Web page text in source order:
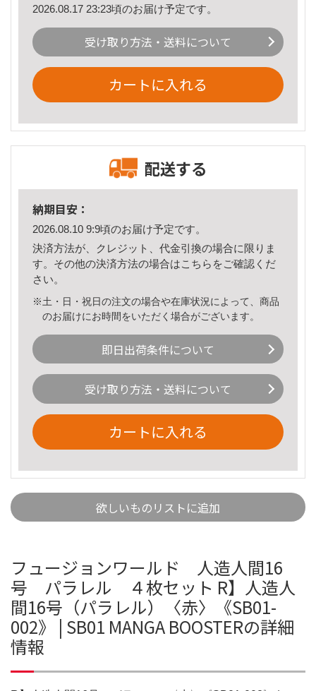
2026.08.17 23:23頃のお届け予定です。
受け取り方法・送料について
カートに入れる
配送する
納期目安：
2026.08.10 9:9頃のお届け予定です。
決済方法が、クレジット、代金引換の場合に限りま
す。その他の決済方法の場合はこちら をご確認くだ
さい。
※土・日・祝日の注文の場合や在庫状況によって、商品
のお届けにお時間をいただく場合がございます。
即日出荷条件について
受け取り方法・送料について
カートに入れる
欲しいものリストに追加
フュージョンワールド 人造人間16
号 パラレル ４枚セット R】人造人
間16号（パラレル）〈赤〉《SB01-
002》 | SB01 MANGA BOOSTERの詳細
情報